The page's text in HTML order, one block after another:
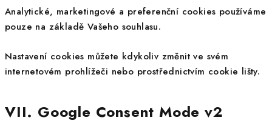
Analytické, marketingové a preferenční cookies používáme
pouze na základě Vašeho souhlasu.
Nastavení cookies můžete kdykoliv změnit ve svém
internetovém prohlížeči nebo prostřednictvím cookie lišty.
VII. Google Consent Mode v2